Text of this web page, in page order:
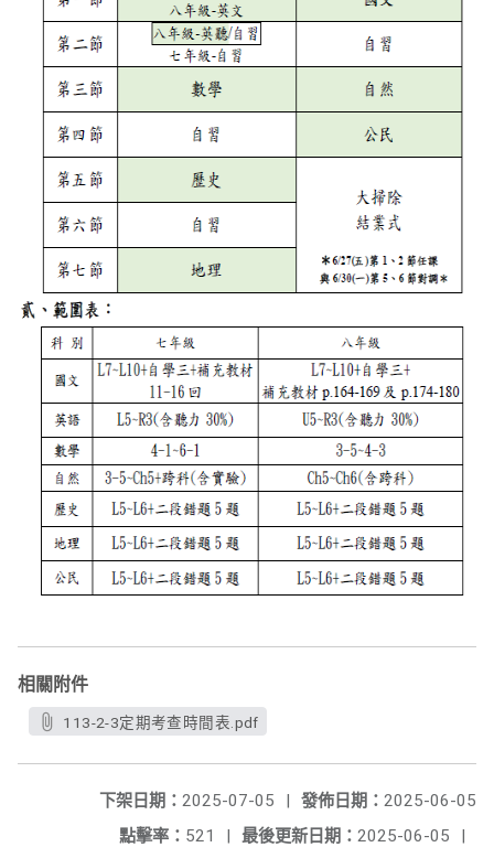
相關附件
113-2-3定期考查時間表.pdf
發佈日期： 2025-06-05
下架日期： 2025-07-05
|
最後更新日期： 2025-06-05 |
點擊率： 521 |